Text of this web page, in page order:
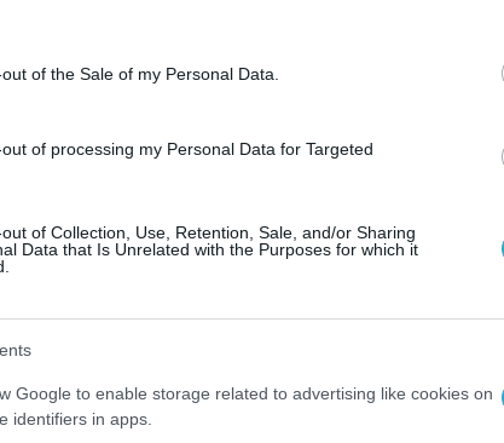
of the Sale of my Personal Data.
of processing my Personal Data for Targeted
of Collection, Use, Retention, Sale, and/or Sharing
Data that Is Unrelated with the Purposes for which it
Google to enable storage related to advertising like cookies on
identifiers in apps.